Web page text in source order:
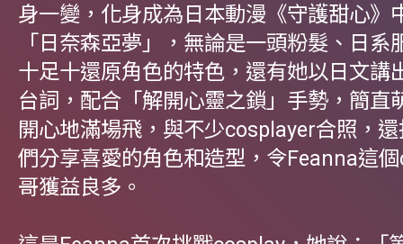
身一變，化身成為日本動漫《守護甜心》
「日奈森亞夢」，無論是一頭粉髮、日系
十足十還原角色的特色，還有她以日文講
台詞，配合「解開心靈之鎖」手勢，簡直
開心地滿場飛，與不少cosplayer合照，
們分享喜愛的角色和造型，令Feanna這
哥獲益良多。